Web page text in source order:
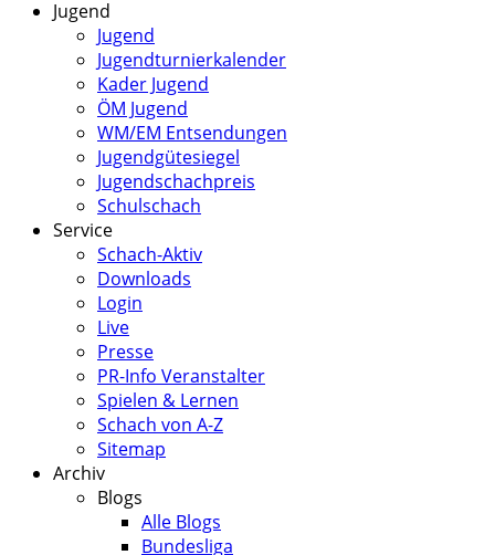
Jugend
Jugend
Jugendturnierkalender
Kader Jugend
ÖM Jugend
WM/EM Entsendungen
Jugendgütesiegel
Jugendschachpreis
Schulschach
Service
Schach-Aktiv
Downloads
Login
Live
Presse
PR-Info Veranstalter
Spielen & Lernen
Schach von A-Z
Sitemap
Archiv
Blogs
Alle Blogs
Bundesliga